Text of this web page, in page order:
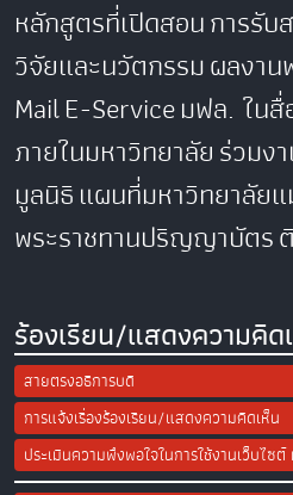
หลักสูตรที่เปิดสอนการรับ
วิจัยและนวัตกรรมผลงา
MailE-Serviceมฟล. ในสื่
ภายในมหาวิทยาลัยร่วมง
มูลนิธิแผนที่มหาวิทยาลัย
พระราชทานปริญญาบัตร
ร้องเรียน/แสดงความคิด
สายตรงอธิการบดี
การแจ้งเรื่องร้องเรียน/แสดงความคิดเห็น
ประเมินความพึงพอใจในการใช้งานเว็บไซ